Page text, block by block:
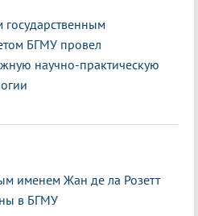
государственным
БГМУ провел
научно-практическую
именем Жан де ла Розетт
в БГМУ